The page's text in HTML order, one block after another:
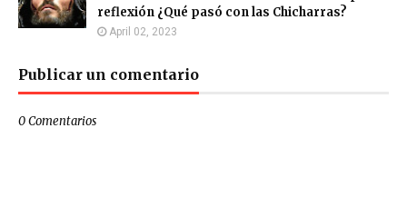
reflexión ¿Qué pasó con las Chicharras?
April 02, 2023
Publicar un comentario
0 Comentarios